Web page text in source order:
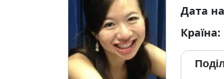
Дата
Країна: